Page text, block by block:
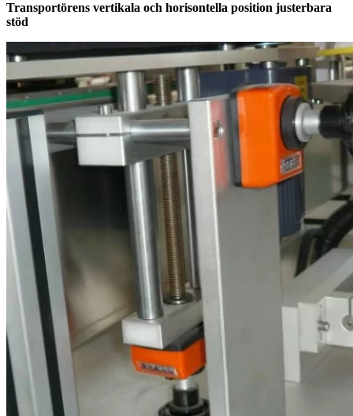
Transportörens vertikala och horisontella position justerbara
stöd